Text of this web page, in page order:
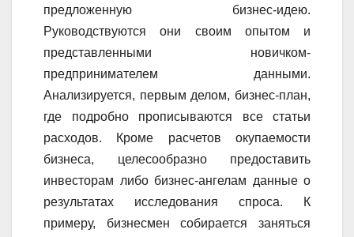
предложенную бизнес-идею.
Руководствуются они своим опытом и
представленными новичком-
предпринимателем данными.
Анализируется, первым делом, бизнес-план,
где подробно прописываются все статьи
расходов. Кроме расчетов окупаемости
бизнеса, целесообразно предоставить
инвесторам либо бизнес-ангелам данные о
результатах исследования спроса. К
примеру, бизнесмен собирается заняться